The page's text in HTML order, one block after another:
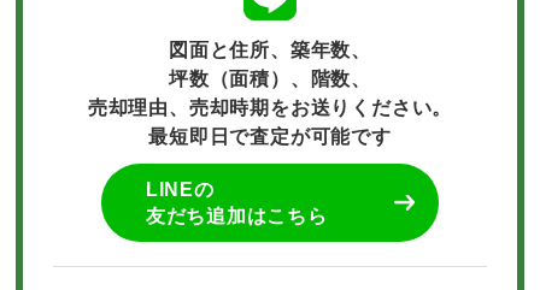
図面と住所、築年数、
坪数（面積）、階数、
売却理由、売却時期をお送りください。
最短即日で査定が可能です
LINEの
友だち追加はこちら